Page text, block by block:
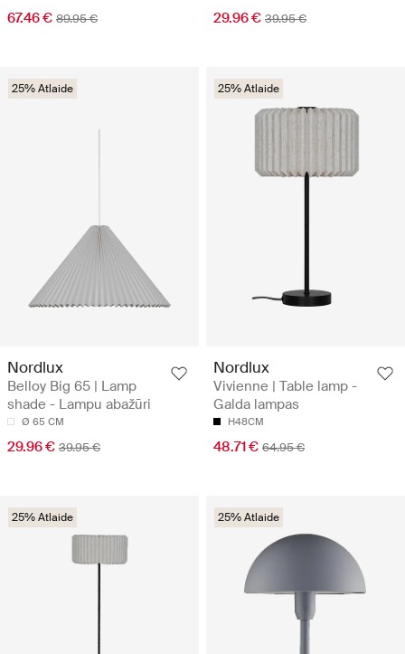
67.46 € 89.95 € 29.96 € 39.95 €
25% Atlaide
Nordlux
Belloy Big 65 | Lamp
shade - Lampu abažūri
Ø 65 CM
29.96 € 39.95 €
25% Atlaide
Nordlux
Vivienne | Table lamp -
Galda lampas
H48CM
48.71 € 64.95 €
25% Atlaide 25% Atlaide